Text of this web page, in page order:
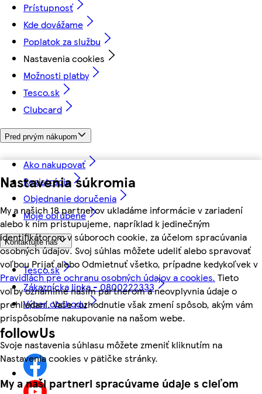
Nastavenia súkromia
My a našich 18 partnerov ukladáme informácie v zariadení
alebo k nim pristupujeme, napríklad k jedinečným
identifikátorom v súboroch cookie, za účelom spracúvania
osobných údajov. Svoj súhlas môžete udeliť alebo spravovať
voľbou Prijať alebo Odmietnuť všetko, prípadne kedykoľvek v
Pravidlách pre ochranu osobných údajov a cookies. Tieto
voľby oznámime našim partnerom a neovplyvnia údaje o
prehliadaní. Vaše rozhodnutie však zmení spôsob, akým vám
prispôsobíme nakupovanie na našom webe.
Svoje nastavenia súhlasu môžete zmeniť kliknutím na
Nastavenia cookies v pätičke stránky.
My a naši partneri spracúvame údaje s cieľom
Prístupnosť
Kde dovážame
Poplatok za službu
Nastavenia cookies
Možnosti platby
Tesco.sk
Clubcard
Pred prvým nákupom
Ako nakupovať
Registrácia
Objednanie doručenia
Moje obľúbené
Kontaktujte nás
Tesco.sk
Zákaznícka linka - 0800222333
Výber obchodu
followUs